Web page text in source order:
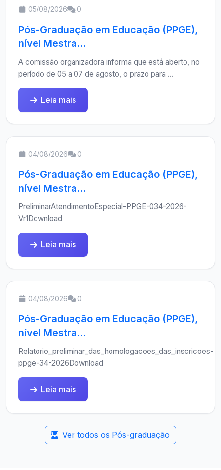
05/08/2026 0
Pós-Graduação em Educação (PPGE),
nível Mestra...
A comissão organizadora informa que está aberto, no
período de 05 a 07 de agosto, o prazo para ...
Leia mais
04/08/2026 0
Pós-Graduação em Educação (PPGE),
nível Mestra...
PreliminarAtendimentoEspecial-PPGE-034-2026-
Vr1Download
Leia mais
04/08/2026 0
Pós-Graduação em Educação (PPGE),
nível Mestra...
Relatorio_preliminar_das_homologacoes_das_inscricoes-
ppge-34-2026Download
Leia mais
Ver todos os Pós-graduação